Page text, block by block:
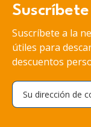
Suscríbete a la
útiles para
descuentos